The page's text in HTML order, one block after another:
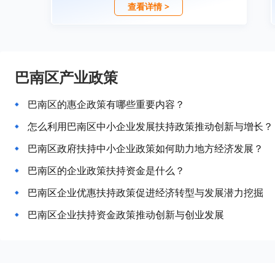
查看详情 >
巴南区产业政策
巴南区的惠企政策有哪些重要内容？
怎么利用巴南区中小企业发展扶持政策推动创新与增长？
巴南区政府扶持中小企业政策如何助力地方经济发展？
巴南区的企业政策扶持资金是什么？
巴南区企业优惠扶持政策促进经济转型与发展潜力挖掘
巴南区企业扶持资金政策推动创新与创业发展